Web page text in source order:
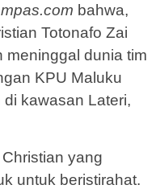
bahwa,
Totonafo Zai
meninggal dunia tim
KPU Maluku
kawasan Lateri,
yang
untuk beristirahat.